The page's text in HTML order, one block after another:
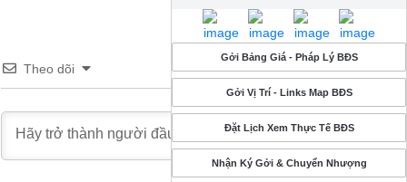
Theo dõi Đăng nhập
Gởi Bảng Giá - Pháp Lý BĐS
Gởi Vị Trí - Links Map BĐS
Đặt Lịch Xem Thực Tế BĐS
Nhận Ký Gởi & Chuyển Nhượng